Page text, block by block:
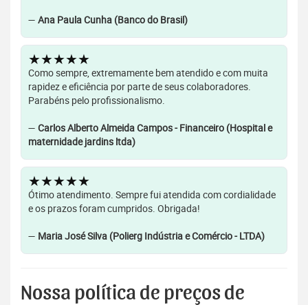
— Ana Paula Cunha (Banco do Brasil)
★★★★★
Como sempre, extremamente bem atendido e com muita
rapidez e eficiência por parte de seus colaboradores.
Parabéns pelo profissionalismo.
— Carlos Alberto Almeida Campos - Financeiro (Hospital e
maternidade jardins ltda)
★★★★★
Ótimo atendimento. Sempre fui atendida com cordialidade
e os prazos foram cumpridos. Obrigada!
— Maria José Silva (Polierg Indústria e Comércio - LTDA)
Nossa política de preços de